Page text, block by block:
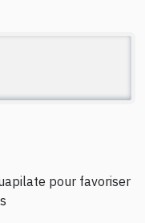
pour favoriser